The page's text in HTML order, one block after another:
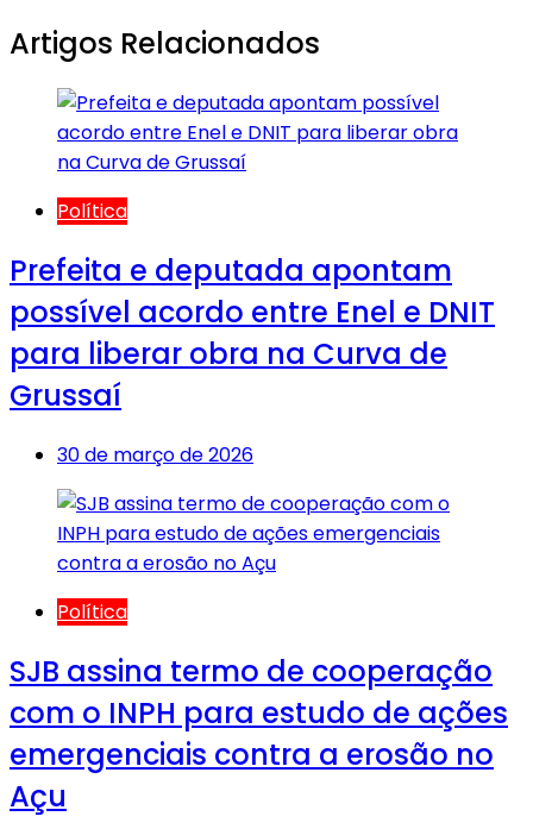
Artigos Relacionados
Política
Prefeita e deputada apontam
possível acordo entre Enel e DNIT
para liberar obra na Curva de
Grussaí
30 de março de 2026
Política
SJB assina termo de cooperação
com o INPH para estudo de ações
emergenciais contra a erosão no
Açu